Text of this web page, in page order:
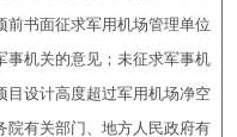
前书面征求军用机场管理单位
事机关的意见；未征求军事机
目设计高度超过军用机场净空
院有关部门、地方人民政府有